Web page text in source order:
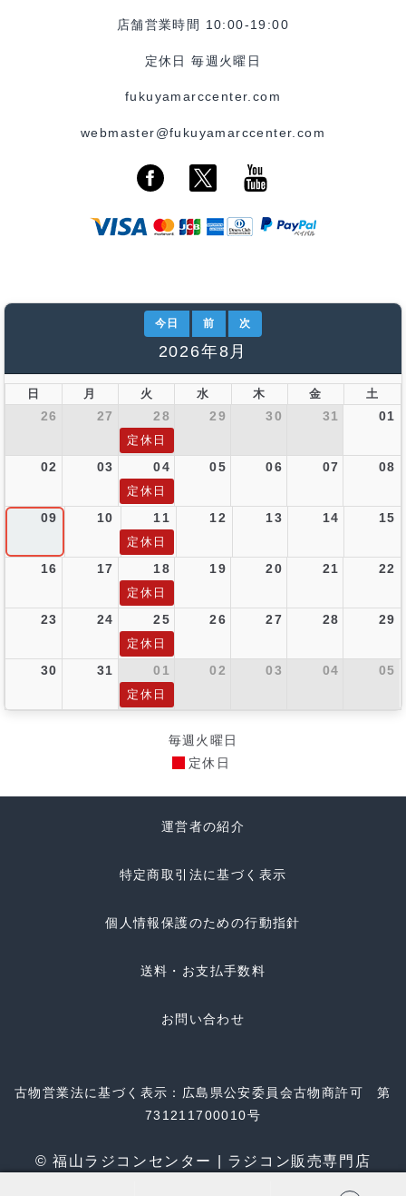
店舗営業時間 10:00-19:00
定休日 毎週火曜日
fukuyamarccenter.com
webmaster@fukuyamarccenter.com
今日 前 次
2026年8月
日 月 火 水 木 金 土
26 27 28 29 30 31 01
定休日
02 03 04 05 06 07 08
定休日
09 10 11 12 13 14 15
定休日
16 17 18 19 20 21 22
定休日
23 24 25 26 27 28 29
定休日
30 31 01 02 03 04 05
定休日
毎週火曜日
定休日
運営者の紹介
特定商取引法に基づく表示
個人情報保護のための行動指針
送料・お支払手数料
お問い合わせ
古物営業法に基づく表示：広島県公安委員会古物商許可 第
731211700010号
© 福山ラジコンセンター | ラジコン販売専門店